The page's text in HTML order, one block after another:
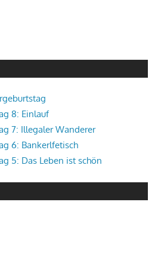
8: Einlauf
7: Illegaler Wanderer
6: Bankerlfetisch
5: Das Leben ist schön